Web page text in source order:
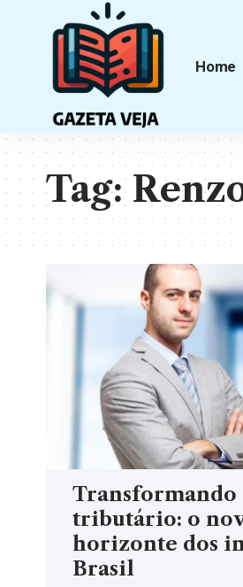
Home
Tag:
Transformando
tributário: o
horizonte dos
Brasil